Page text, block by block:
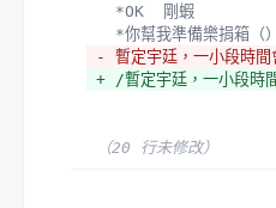
  *OK  剛蝦
  *你幫我準備樂捐箱（）
- 暫定宇廷，一小段時間
+ /暫定宇廷，一小段時
（20 行未修改）